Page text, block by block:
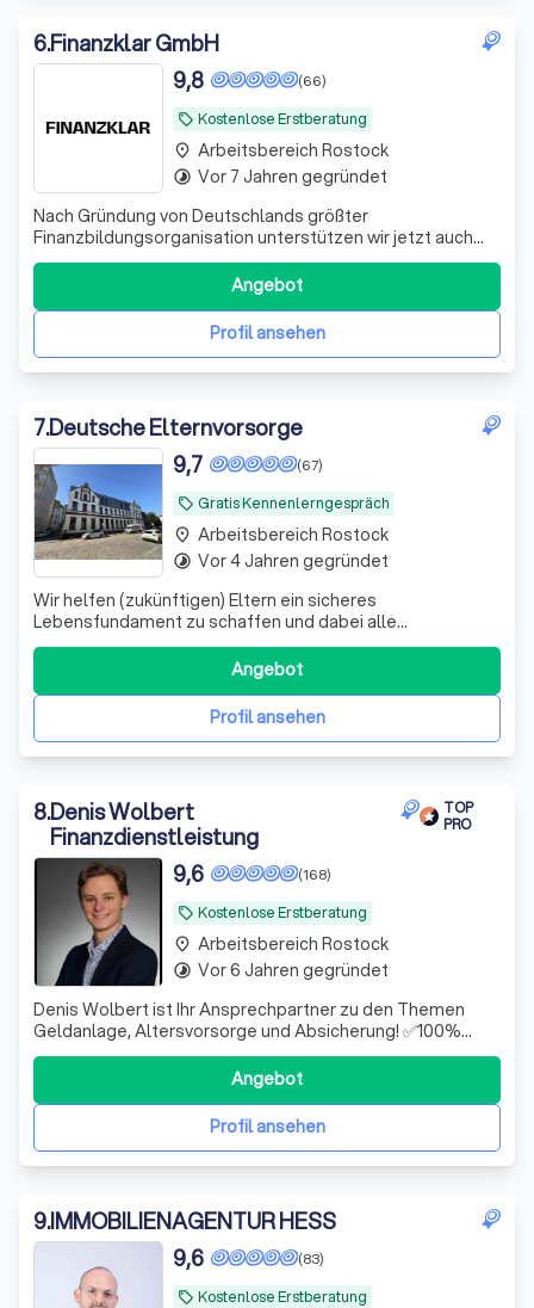
6.Finanzklar GmbH
local_offer Kostenlose Erstberatung
(66)
9,8
Nach Gründung von Deutschlands größter
Finanzbildungsorganisation unterstützen wir jetzt auch
bei der Umsetzung. Bekannt aus ZDF, ARD, RTL und vielen
Profil ansehen
Angebot
place Arbeitsbereich Rostock
timelapse Vor 7 Jahren gegründet
7.Deutsche Elternvorsorge
local_offer Gratis Kennenlerngespräch
(67)
9,7
Wir helfen (zukünftigen) Eltern ein sicheres
Lebensfundament zu schaffen und dabei alle
Steuervorteile zu nutzen, die dir zustehen.
Profil ansehen
Angebot
place Arbeitsbereich Rostock
timelapse Vor 4 Jahren gegründet
8.Denis Wolbert
Finanzdienstleistung
TOP
PRO
local_offer Kostenlose Erstberatung
(168)
9,6
Denis Wolbert ist Ihr Ansprechpartner zu den Themen
Geldanlage, Altersvorsorge und Absicherung! ✅100%
unabhängig ✅Hohe Fachkompetenz ✅Digital & schnell
Profil ansehen
Angebot
place Arbeitsbereich Rostock
timelapse Vor 6 Jahren gegründet
9.IMMOBILIENAGENTUR HESS
local_offer Kostenlose Erstberatung
(83)
9,6